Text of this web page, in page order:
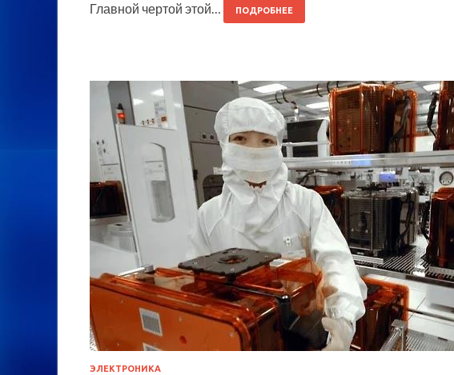
Главной чертой этой…
ПОДРОБНЕЕ
ЭЛЕКТРОНИКА